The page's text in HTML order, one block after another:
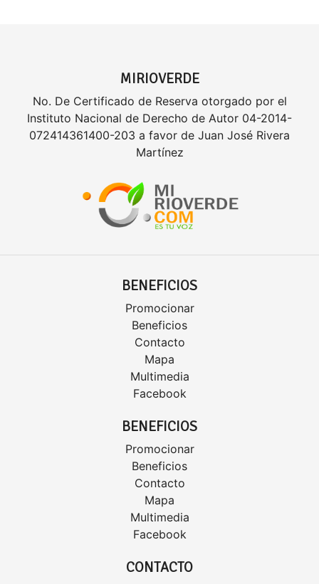
MIRIOVERDE
No. De Certificado de Reserva otorgado por el
Instituto Nacional de Derecho de Autor 04-2014-
072414361400-203 a favor de Juan José Rivera
Martínez
BENEFICIOS
Promocionar
Beneficios
Contacto
Mapa
Multimedia
Facebook
BENEFICIOS
Promocionar
Beneficios
Contacto
Mapa
Multimedia
Facebook
CONTACTO